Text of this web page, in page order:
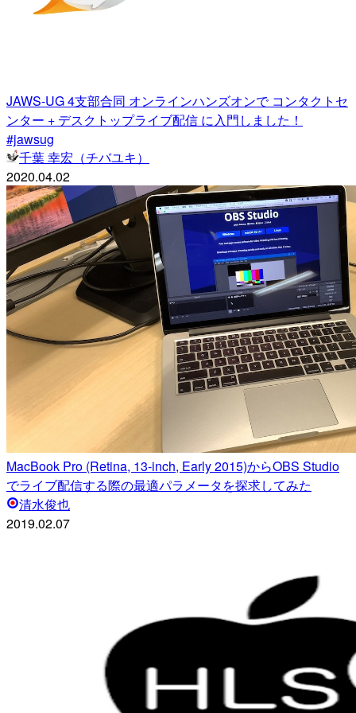
JAWS-UG 4支部合同 オンラインハンズオンで コンタクトセ
ンター + デスクトップライブ配信 に入門しました！
#jawsug
千葉 幸宏（チバユキ）
2020.04.02
MacBook Pro (Retina, 13-inch, Early 2015)からOBS Studio
でライブ配信する際の最適パラメータを探求してみた
清水俊也
2019.02.07